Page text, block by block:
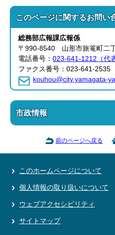
このページに関するお問い
総務部広報課広報係
〒990-8540 山形市旅篭町二
電話番号：023-641-1212（代
ファクス番号：023-641-2535
kouhou@city.yamagata-
市政情報
前のページへ戻る
このホームページについて
個人情報の取り扱いについて
ウェブアクセシビリティ
サイトマップ